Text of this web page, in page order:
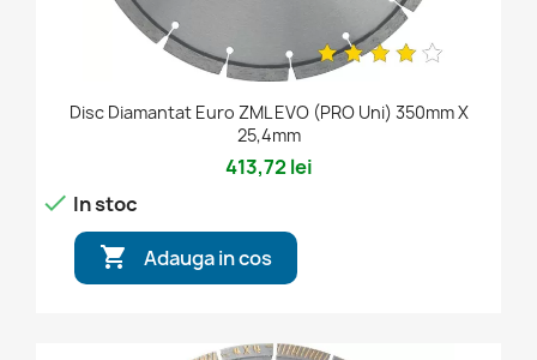
Disc Diamantat Euro ZML EVO (PRO Uni) 350mm X
25,4mm
413,72 lei
 In stoc
 Adauga in cos